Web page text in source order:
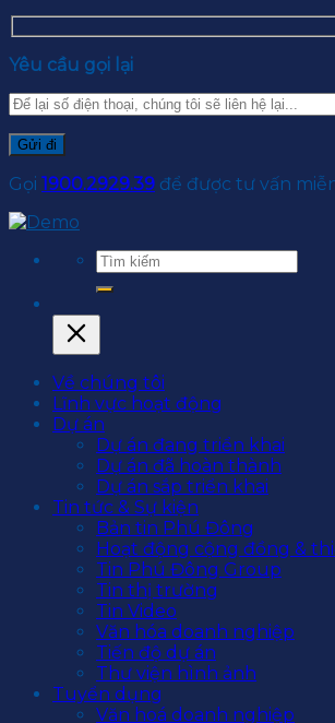
Yêu cầu gọi lại
Gọi 1900.2929.39 để được tư vấn
Về chúng tôi
Lĩnh vực hoạt động
Dự án
Dự án đang triển khai
Dự án đã hoàn thành
Dự án sắp triển khai
Tin tức & Sự kiện
Bản tin Phú Đông
Hoạt động cộng đồng &
Tin Phú Đông Group
Tin thị trường
Tin Video
Văn hóa doanh nghiệp
Tiến độ dự án
Thư viện hình ảnh
Tuyển dụng
Văn hoá doanh nghiệp